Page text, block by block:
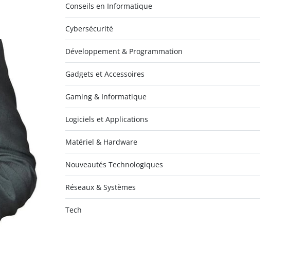
Conseils en Informatique
Cybersécurité
Développement & Programmation
Gadgets et Accessoires
Gaming & Informatique
Logiciels et Applications
Matériel & Hardware
Nouveautés Technologiques
Réseaux & Systèmes
Tech